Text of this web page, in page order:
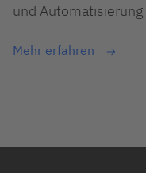
und Automatisierung
Mehr erfahren